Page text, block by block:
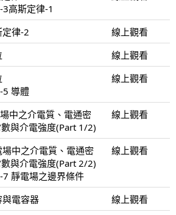
高斯定律-1
定律-2
線上觀看
線上觀看
5 導體
線上觀看
中之介電質、電通密
與介電強度(Part 1/2)
線上觀看
場中之介電質、電通密
與介電強度(Part 2/2)
7 靜電場之邊界條件
線上觀看
與電容器
線上觀看